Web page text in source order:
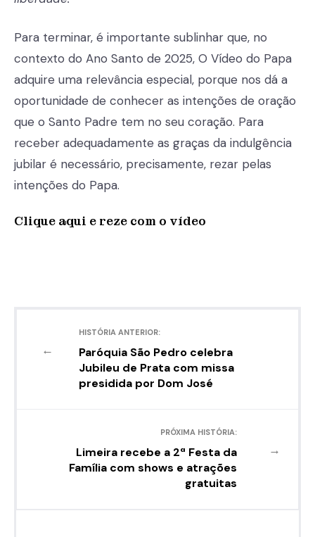
Para terminar, é importante sublinhar que, no
contexto do Ano Santo de 2025, O Vídeo do Papa
adquire uma relevância especial, porque nos dá a
oportunidade de conhecer as intenções de oração
que o Santo Padre tem no seu coração. Para
receber adequadamente as graças da indulgência
jubilar é necessário, precisamente, rezar pelas
intenções do Papa.
Clique aqui e reze com o vídeo
←
HISTÓRIA ANTERIOR:
Paróquia São Pedro celebra
Jubileu de Prata com missa
presidida por Dom José
→
PRÓXIMA HISTÓRIA:
Limeira recebe a 2ª Festa da
Família com shows e atrações
gratuitas